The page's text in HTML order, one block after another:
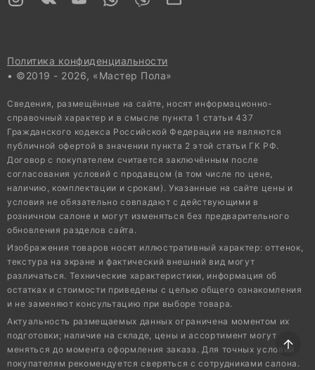
Политика конфиденциальности
• ©2019 - 2026, «Мастер Пола»
Сведения, размещённые на сайте, носят информационно-
справочный характер и в смысле пункта 1 статьи 437
Гражданского кодекса Российской Федерации не являются
публичной офертой в значении пункта 2 этой статьи ГК РФ.
Договор с покупателем считается заключённым после
согласования условий с продавцом (в том числе по цене,
наличию, комплектации и срокам). Указанные на сайте цены и
условия не обязательно совпадают с действующими в
розничном салоне и могут изменяться без предварительного
обновления разделов сайта.
Изображения товаров носят иллюстративный характер: оттенок,
текстура на экране и фактический внешний вид могут
различаться. Технические характеристики, информация об
остатках и стоимости приведены с целью общего ознакомления
и не заменяют консультацию при выборе товара.
Актуальность размещаемых данных ограничена моментом их
подготовки; наличие на складе, цены и ассортимент могут
меняться до момента оформления заказа. Для точных условий
покупателям рекомендуется сверяться с сотрудниками салона.